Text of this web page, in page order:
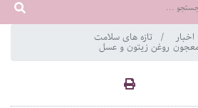
اخبار تازه های سلامت
روغن زیتون و عسل